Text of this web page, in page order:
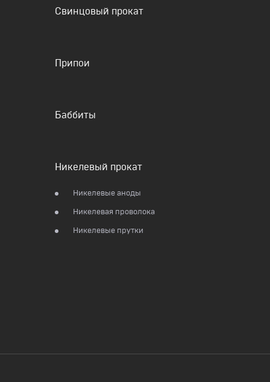
Свинцовый прокат
Припои
Баббиты
Никелевый прокат
Никелевые аноды
Никелевая проволока
Никелевые прутки